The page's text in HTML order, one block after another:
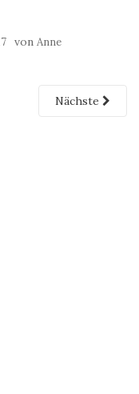
von Anne
Nächste